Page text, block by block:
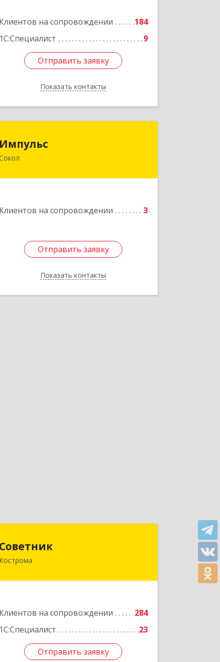
Клиентов на сопровождении
184
1С:Специалист
9
Отправить заявку
Показать контакты
Подробнее
Отправить заявку
Назад
Импульс
Клиентов на сопровождении 3
Отправить заявку
Показать контакты
162130, Вологодская обл, Сокольский
Подробнее
Отправить заявку
Назад
Советник
Кострома
Клиентов на сопровождении
284
1С:Специалист
23
Отправить заявку
156000, Костромская обл, Кострома г,
Отправить заявку